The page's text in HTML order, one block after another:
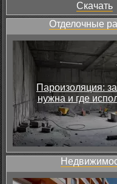
Скачать
Отделочные
Пароизоляция:
нужна и где